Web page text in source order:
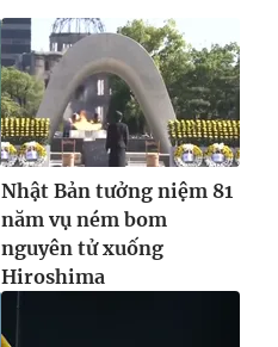
Nhật Bản tưởng niệm 81
năm vụ ném bom
nguyên tử xuống
Hiroshima